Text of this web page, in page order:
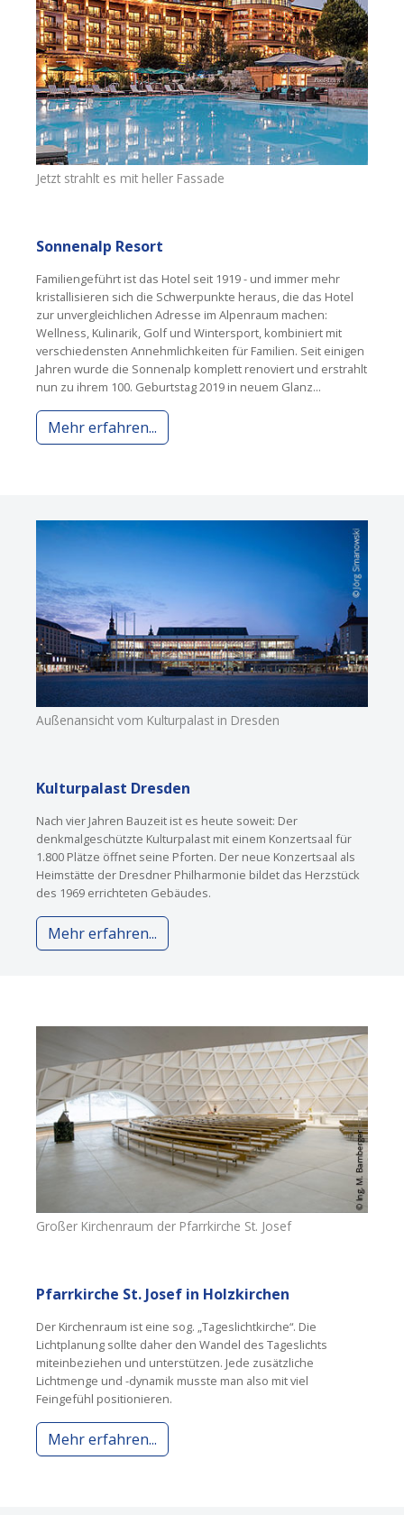
Jetzt strahlt es mit heller Fassade
Sonnenalp Resort
Familiengeführt ist das Hotel seit 1919 - und immer mehr
kristallisieren sich die Schwerpunkte heraus, die das Hotel
zur unvergleichlichen Adresse im Alpenraum machen:
Wellness, Kulinarik, Golf und Wintersport, kombiniert mit
verschiedensten Annehmlichkeiten für Familien. Seit einigen
Jahren wurde die Sonnenalp komplett renoviert und erstrahlt
nun zu ihrem 100. Geburtstag 2019 in neuem Glanz...
Mehr erfahren...
Außenansicht vom Kulturpalast in Dresden
Kulturpalast Dresden
Nach vier Jahren Bauzeit ist es heute soweit: Der
denkmalgeschützte Kulturpalast mit einem Konzertsaal für
1.800 Plätze öffnet seine Pforten. Der neue Konzertsaal als
Heimstätte der Dresdner Philharmonie bildet das Herzstück
des 1969 errichteten Gebäudes.
Mehr erfahren...
Großer Kirchenraum der Pfarrkirche St. Josef
Pfarrkirche St. Josef in Holzkirchen
Der Kirchenraum ist eine sog. „Tageslichtkirche“. Die
Lichtplanung sollte daher den Wandel des Tageslichts
miteinbeziehen und unterstützen. Jede zusätzliche
Lichtmenge und -dynamik musste man also mit viel
Feingefühl positionieren.
Mehr erfahren...